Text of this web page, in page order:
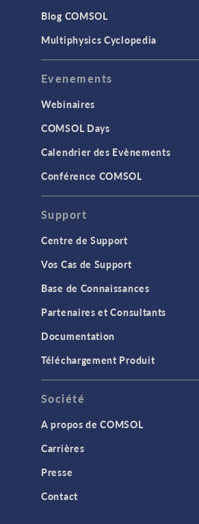
Blog COMSOL
Multiphysics Cyclopedia
Evenements
Webinaires
COMSOL Days
Calendrier des Evènements
Conférence COMSOL
Support
Centre de Support
Vos Cas de Support
Base de Connaissances
Partenaires et Consultants
Documentation
Téléchargement Produit
Société
A propos de COMSOL
Carrières
Presse
Contact